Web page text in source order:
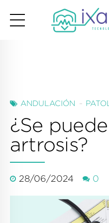
ANDULACIÓN
¿Se
artrosis?
28/06/2024 0